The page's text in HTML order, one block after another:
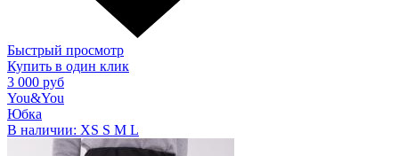
Быстрый просмотр
Купить в один клик
3 000 руб
You&You
Юбка
В наличии: XS S M L